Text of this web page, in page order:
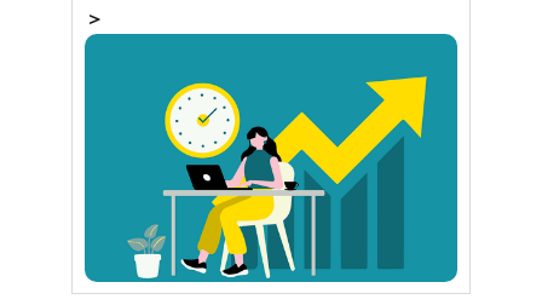
＞